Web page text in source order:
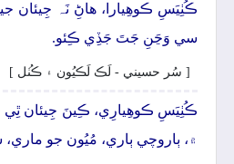
ڪُٺِيَسِ ڪوھِيارا، ھاڻِ نَہ جِيئان
سي وَڃَنِ جَتَ جَڏِي ڪِئو.
[ سُر حسيني - لَڪ لَڪيُون ۽ ڪُٺل ]
ڪُٺِيَسِ ڪوھِيارِي، ڪِينَ جِيئان ٿِي
۾، ٻاروچي ٻاري، مُيُون جو ماري،